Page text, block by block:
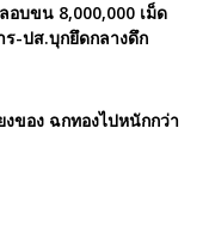
บขน 8,000,000 เม็ด
-ปส.บุกยึดกลางดึก
ของ ฉกทองไปหนักกว่า